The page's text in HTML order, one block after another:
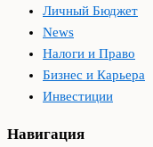
Личный Бюджет
News
Налоги и Право
Бизнес и Карьера
Инвестиции
Навигация